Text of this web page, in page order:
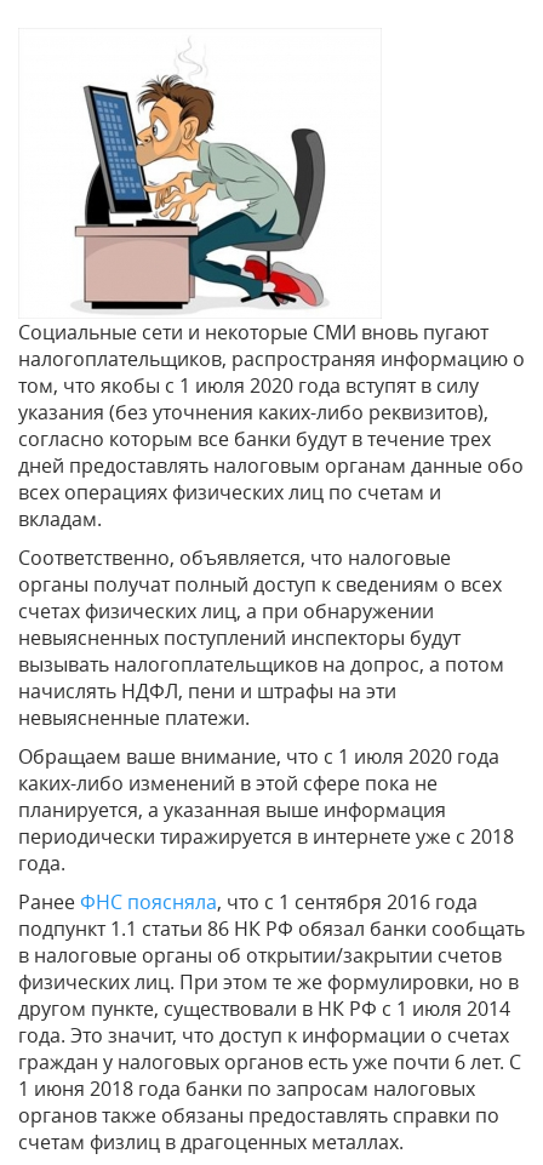
Социальные сети и некоторые СМИ вновь пугают
налогоплательщиков, распространяя информацию о
том, что якобы с 1 июля 2020 года вступят в силу
указания (без уточнения каких-либо реквизитов),
согласно которым все банки будут в течение трех
дней предоставлять налоговым органам данные обо
всех операциях физических лиц по счетам и
вкладам.
Соответственно, объявляется, что налоговые
органы получат полный доступ к сведениям о всех
счетах физических лиц, а при обнаружении
невыясненных поступлений инспекторы будут
вызывать налогоплательщиков на допрос, а потом
начислять НДФЛ, пени и штрафы на эти
невыясненные платежи.
Обращаем ваше внимание, что с 1 июля 2020 года
каких-либо изменений в этой сфере пока не
планируется, а указанная выше информация
периодически тиражируется в интернете уже с 2018
года.
РанееФНС поясняла, что с 1 сентября 2016 года
подпункт 1.1 статьи 86 НК РФ обязал банки сообщать
в налоговые органы об открытии/закрытии счетов
физических лиц. При этом те же формулировки, но в
другом пункте, существовали в НК РФ с 1 июля 2014
года. Это значит, что доступ к информации о счетах
граждан у налоговых органов есть уже почти 6 лет. С
1 июня 2018 года банки по запросам налоговых
органов также обязаны предоставлять справки по
счетам физлиц в драгоценных металлах.